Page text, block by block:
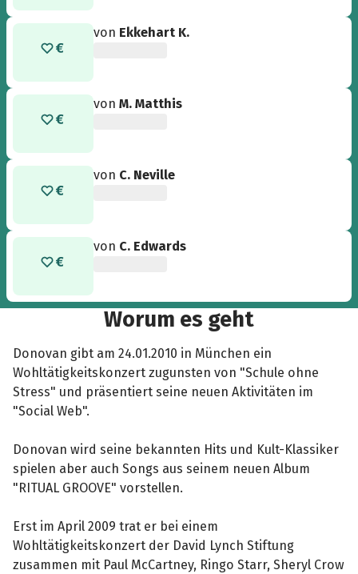
von Ekkehart K.
vonM. Matthis
von C. Neville
von C. Edwards
Worum es geht
Donovan gibt am 24.01.2010 in München ein
Wohltätigkeitskonzert zugunsten von "Schule ohne
Stress" und präsentiert seine neuen Aktivitäten im
"Social Web".
Donovan wird seine bekannten Hits und Kult-Klassiker
spielen aber auch Songs aus seinem neuen Album
"RITUAL GROOVE" vorstellen.
Erst im April 2009 trat er bei einem
Wohltätigkeitskonzert der David Lynch Stiftung
zusammen mit Paul McCartney, Ringo Starr, Sheryl Crow